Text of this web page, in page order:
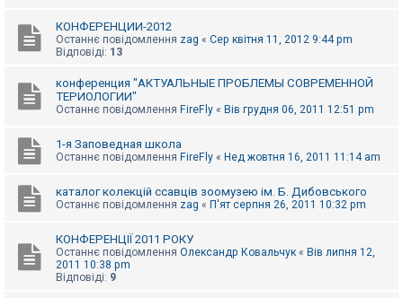
е
в
и
КОНФЕРЕНЦИИ-2012
Останнє повідомлення zag « Сер квітня 11, 2012 9:44 pm
Відповіді: 13
конференция "АКТУАЛЬНЫЕ ПРОБЛЕМЫ СОВРЕМЕННОЙ
ТЕРИОЛОГИИ"
Останнє повідомлення FireFly « Вів грудня 06, 2011 12:51 pm
1-я Заповедная школа
Останнє повідомлення FireFly « Нед жовтня 16, 2011 11:14 am
каталог колекцій ссавців зоомузею ім. Б. Дибовського
Останнє повідомлення zag « П'ят серпня 26, 2011 10:32 pm
КОНФЕРЕНЦІЇ 2011 РОКУ
Останнє повідомлення Олександр Ковальчук « Вів липня 12,
2011 10:38 pm
Відповіді: 9